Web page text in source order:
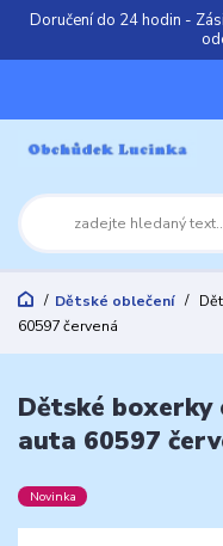
Doručení do 24 hodin -
Dětské oblečení
60597 červená
Dětské boxerky
auta 60597
Novinka